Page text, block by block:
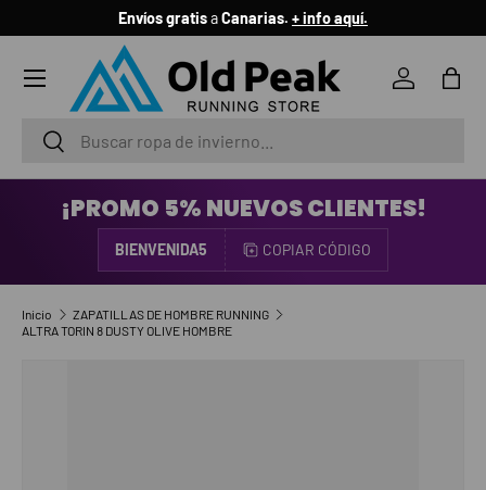
IR AL CONTENIDO
NO se hacen Envíos a Península”.+ info aquí.
BuscarBuscar
Iniciar
Menú
¡PROMO 5% NUEVOS CLIENTES!
BIENVENIDA5 COPIAR CÓDIGO
Inicio
ZAPATILLAS DE HOMBRE RUNNING
ALTRA TORIN 8 DUSTY OLIVE HOMBRE